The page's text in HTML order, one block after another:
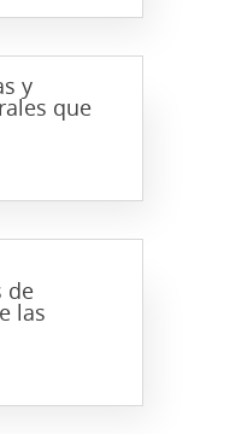
y
que
de
las